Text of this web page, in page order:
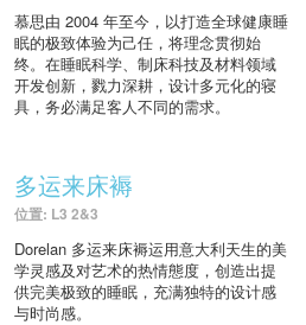
慕思由 2004 年至今，以打造全球健康睡
眠的极致体验为己任，将理念贯彻始
终。在睡眠科学、制床科技及材料领域
开发创新，戮力深耕，设计多元化的寝
具，务必满足客人不同的需求。
多运来床褥
位置: L3 2&3
Dorelan 多运来床褥运用意大利天生的美
学灵感及对艺术的热情態度，创造出提
供完美极致的睡眠，充满独特的设计感
与时尚感。